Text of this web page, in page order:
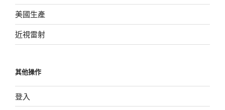
美國生產
近視雷射
其他操作
登入